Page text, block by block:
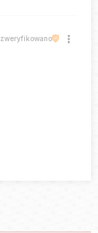
zweryfikowano